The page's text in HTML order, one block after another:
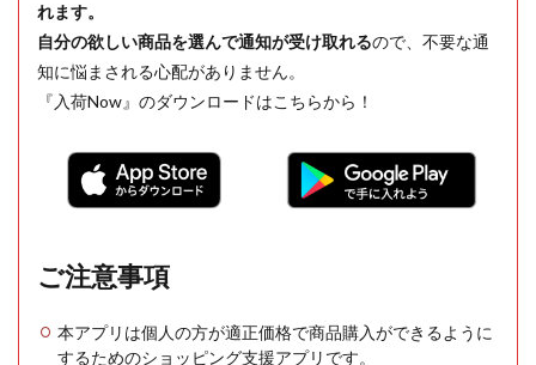
れます。
自分の欲しい商品を選んで通知が受け取れるので、不要な通
知に悩まされる心配がありません。
『入荷Now』のダウンロードはこちらから！
ご注意事項
本アプリは個人の方が適正価格で商品購入ができるように
するためのショッピング支援アプリです。